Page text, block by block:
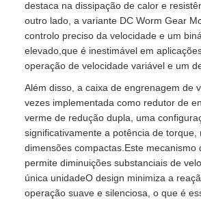
destaca na dissipação de calor e
outro lado, a variante DC Worm Gear
controlo preciso da velocidade e um
elevado,que é inestimável em
operação de velocidade variável e um
Além disso, a caixa de engrenagem de
vezes implementada como redutor de
verme de redução dupla, uma
significativamente a potência de torque,
dimensões compactas.Este mecanismo
permite diminuições substanciais de
única unidadeO design minimiza a
operação suave e silenciosa, o que é